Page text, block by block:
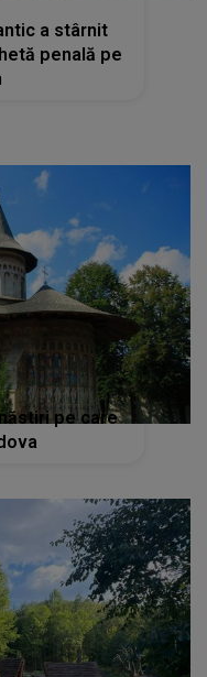
a stârnit
penală pe
pe care